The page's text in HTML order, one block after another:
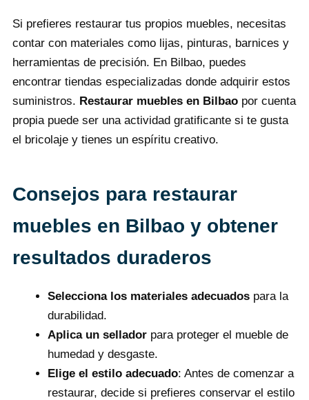
Si prefieres restaurar tus propios muebles, necesitas
contar con materiales como lijas, pinturas, barnices y
herramientas de precisión. En Bilbao, puedes
encontrar tiendas especializadas donde adquirir estos
suministros. Restaurar muebles en Bilbao por cuenta
propia puede ser una actividad gratificante si te gusta
el bricolaje y tienes un espíritu creativo.
Consejos para restaurar
muebles en Bilbao y obtener
resultados duraderos
Selecciona los materiales adecuados para la
durabilidad.
Aplica un sellador para proteger el mueble de
humedad y desgaste.
Elige el estilo adecuado: Antes de comenzar a
restaurar, decide si prefieres conservar el estilo